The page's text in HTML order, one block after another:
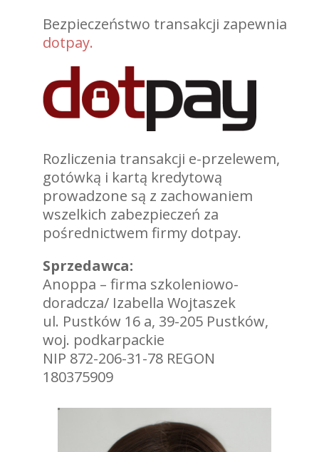
Bezpieczeństwo transakcji zapewnia
dotpay.
Rozliczenia transakcji e-przelewem,
gotówką i kartą kredytową
prowadzone są z zachowaniem
wszelkich zabezpieczeń za
pośrednictwem firmy dotpay.
Sprzedawca:
Anoppa – firma szkoleniowo-
doradcza/ Izabella Wojtaszek
ul. Pustków 16 a, 39-205 Pustków,
woj. podkarpackie
NIP 872-206-31-78 REGON
180375909